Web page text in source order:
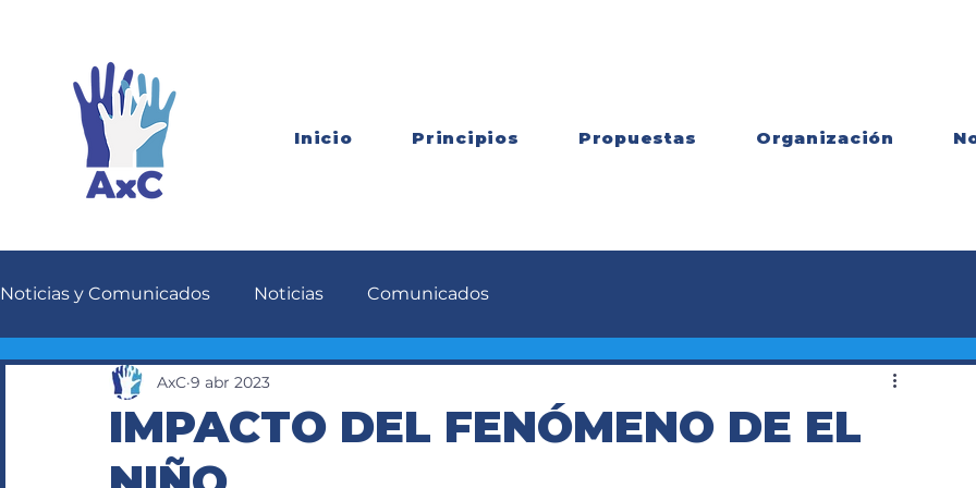
Inicio Principios Propuestas Organización
Noticias y Comunicados Noticias Comunicados
IMPACTO DEL FENÓMENO DE EL
AxC 9 abr 2023